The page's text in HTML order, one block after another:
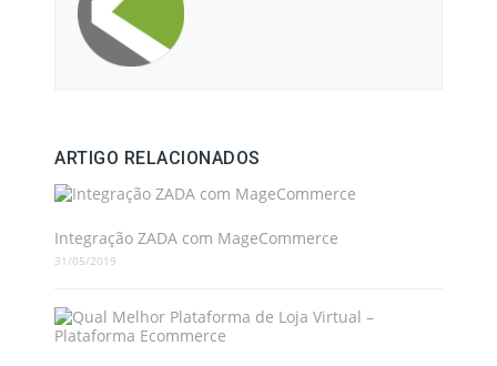
ARTIGO RELACIONADOS
Integração ZADA com MageCommerce
31/05/2019